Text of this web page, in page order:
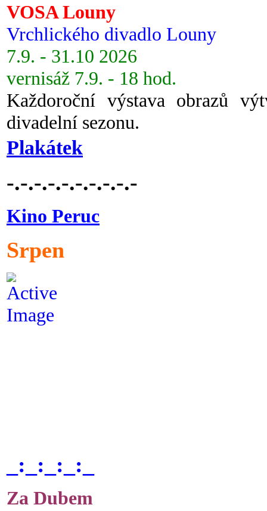
VOSA Louny
Vrchlického divadlo Louny
7.9. - 31.10 2026
vernisáž 7.9. - 18 hod.
Každoroční výstava obrazů
divadelní sezonu.
Plakátek
-.-.-.-.-.-.-.-.-.-
Kino Peruc
Srpen
_:_:_:_:_
Za Dubem